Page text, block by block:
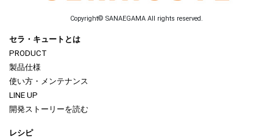
Copyright© SANAEGAMA All rights reserved.
セラ・キュートとは
PRODUCT
製品仕様
使い方・メンテナンス
LINE UP
開発ストーリーを読む
レシピ